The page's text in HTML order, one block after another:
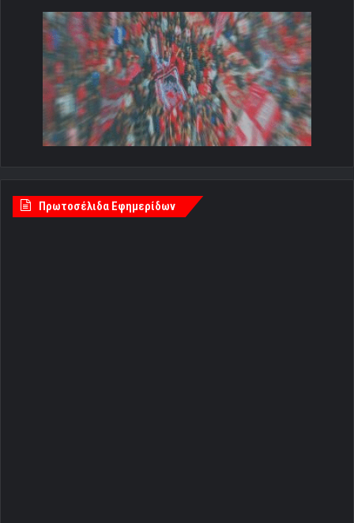
Πρωτοσέλιδα Εφημερίδων